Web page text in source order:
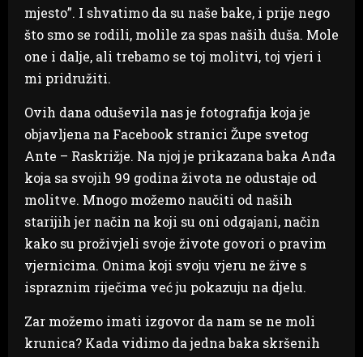
mjesto”. I shvatimo da su naše bake, i prije nego
što smo se rodili, molile za spas naših duša. Mole
one i dalje, ali trebamo se toj molitvi, toj vjeri i
mi pridružiti.
Ovih dana oduševila nas je fotografija koja je
objavljena na Facebook stranici Župe svetog
Ante – Raskrižje. Na njoj je prikazana baka Anđa
koja sa svojih 99 godina života ne odustaje od
molitve. Mnogo možemo naučiti od naših
starijih jer način na koji su oni odgajani, način
kako su proživjeli svoje živote govori o pravim
vjernicima. Onima koji svoju vjeru ne žive s
ispraznim riječima već ju pokazuju na djelu.
Zar možemo imati izgovor da nam se ne moli
krunica? Kada vidimo da jedna baka skršenih